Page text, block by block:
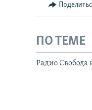
ПО ТЕМЕ
Радио Свобода